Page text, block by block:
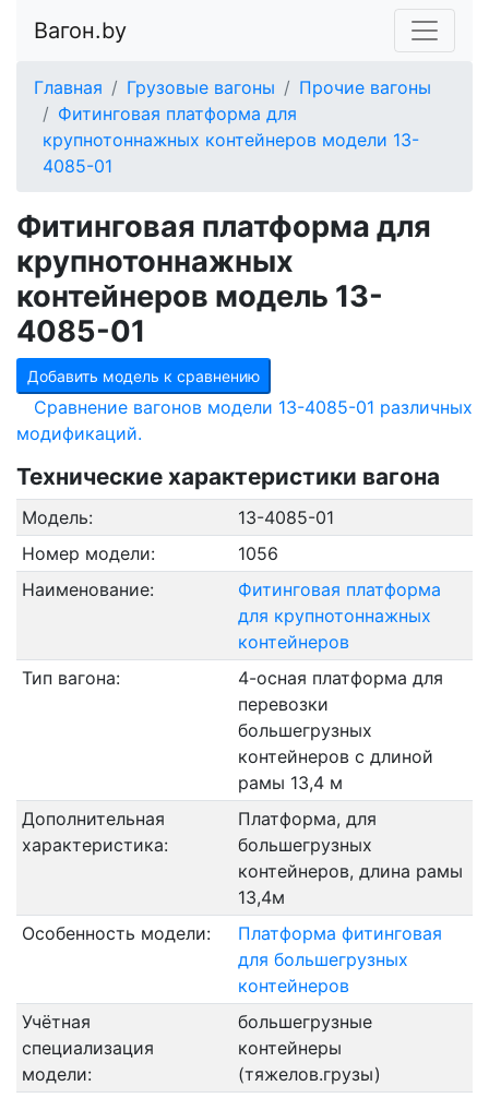
Вагон.by
Главная Грузовые вагоны
Прочие вагоны
Фитинговая платформа для
крупнотоннажных контейнеров модели 13-
4085-01
Фитинговая платформа для
крупнотоннажных
контейнеров модель 13-
4085-01
Добавить модель к сравнению
Сравнение вагонов модели 13-4085-01 различных
модификаций.
Технические характеристики вагона
Модель:
13-4085-01
Номер модели:
1056
Наименование:
Фитинговая платформа
для крупнотоннажных
контейнеров
Тип вагона:
4-осная платформа для
перевозки
большегрузных
контейнеров с длиной
рамы 13,4 м
Дополнительная
характеристика:
Платформа, для
большегрузных
контейнеров, длина рамы
13,4м
Особенность модели:
Платформа фитинговая
для большегрузных
контейнеров
Учётная
специализация
модели:
большегрузные
контейнеры
(тяжелов.грузы)